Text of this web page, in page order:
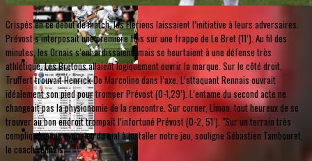
Crispés en ce début de match, les Flériens laissaient l’initiative à leurs adversaires.
Prévost s’interposait une première fois sur une frappe de Le Bret (11’). Au fil des
minutes, les Ornais s’enhardissaient, mais se heurtaient à une défense très
athlétique. Les Bretons allaient logiquement ouvrir la marque. Sur le côté droit,
Truffert trouvait Henrick Do Marcolino dans l’axe. L’attaquant Rennais ouvrait
idéalement son pied pour tromper Prévost (0-1,29’). L’entame du second acte ne
changeait pas la physionomie de la rencontre. Sur corner, Limon, tout heureux de se
trouver au bon endroit trompait l’infortuné Prévost (0-2, 51’). "Sur un terrain très
compliqué, nous avons eu du mal à installer notre jeu, souligne Sébastien Tambouret,
le coach rennais.